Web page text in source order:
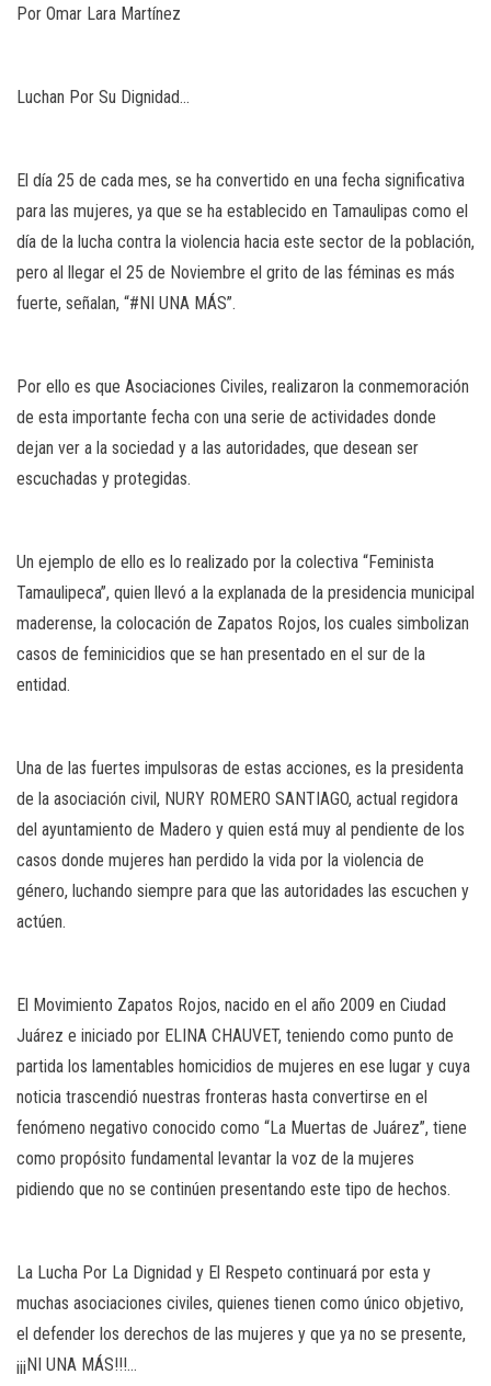
Por Omar Lara Martínez
Luchan Por Su Dignidad…
El día 25 de cada mes, se ha convertido en una fecha significativa
para las mujeres, ya que se ha establecido en Tamaulipas como el
día de la lucha contra la violencia hacia este sector de la población,
pero al llegar el 25 de Noviembre el grito de las féminas es más
fuerte, señalan, “#NI UNA MÁS”.
Por ello es que Asociaciones Civiles, realizaron la conmemoración
de esta importante fecha con una serie de actividades donde
dejan ver a la sociedad y a las autoridades, que desean ser
escuchadas y protegidas.
Un ejemplo de ello es lo realizado por la colectiva “Feminista
Tamaulipeca”, quien llevó a la explanada de la presidencia municipal
maderense, la colocación de Zapatos Rojos, los cuales simbolizan
casos de feminicidios que se han presentado en el sur de la
entidad.
Una de las fuertes impulsoras de estas acciones, es la presidenta
de la asociación civil, NURY ROMERO SANTIAGO, actual regidora
del ayuntamiento de Madero y quien está muy al pendiente de los
casos donde mujeres han perdido la vida por la violencia de
género, luchando siempre para que las autoridades las escuchen y
actúen.
El Movimiento Zapatos Rojos, nacido en el año 2009 en Ciudad
Juárez e iniciado por ELINA CHAUVET, teniendo como punto de
partida los lamentables homicidios de mujeres en ese lugar y cuya
noticia trascendió nuestras fronteras hasta convertirse en el
fenómeno negativo conocido como “La Muertas de Juárez”, tiene
como propósito fundamental levantar la voz de la mujeres
pidiendo que no se continúen presentando este tipo de hechos.
La Lucha Por La Dignidad y El Respeto continuará por esta y
muchas asociaciones civiles, quienes tienen como único objetivo,
el defender los derechos de las mujeres y que ya no se presente,
¡¡¡NI UNA MÁS!!!…